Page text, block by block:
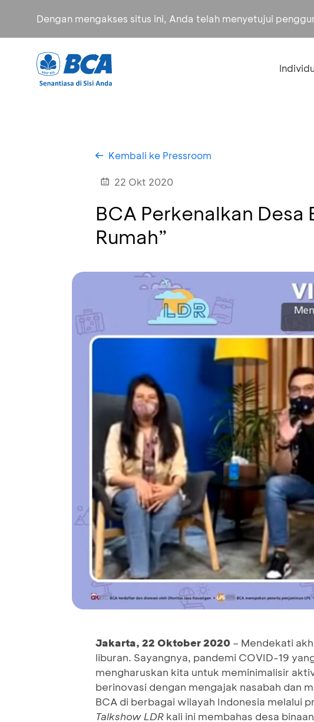
Dengan mengakses situs ini, Anda telah menyetujui
Individu
Kembali ke Pressroom
22 Okt 2020
BCA Perkenalkan
Rumah”
Jakarta, 22 Oktober2020 – Mendekati
liburan. Sayangnya, pandemi COVID-19
mengharuskan kita untuk meminimalisir
berinovasi dengan mengajak nasabah dan
BCA di berbagai wilayah Indonesia melalui
Talkshow LDR kali ini membahas desa